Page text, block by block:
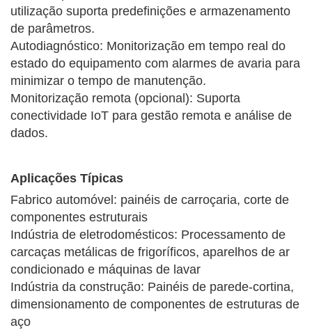
utilização suporta predefinições e armazenamento
de parâmetros.
Autodiagnóstico: Monitorização em tempo real do
estado do equipamento com alarmes de avaria para
minimizar o tempo de manutenção.
Monitorização remota (opcional): Suporta
conectividade IoT para gestão remota e análise de
dados.
Aplicações Típicas
Fabrico automóvel: painéis de carroçaria, corte de
componentes estruturais
Indústria de eletrodomésticos: Processamento de
carcaças metálicas de frigoríficos, aparelhos de ar
condicionado e máquinas de lavar
Indústria da construção: Painéis de parede-cortina,
dimensionamento de componentes de estruturas de
aço